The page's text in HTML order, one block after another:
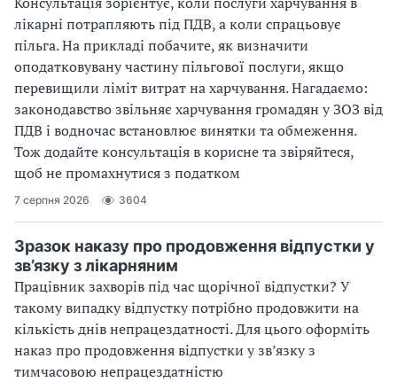
лікарні потрапляють під ПДВ, а коли спрацьовує
пільга. На прикладі побачите, як визначити
оподатковувану частину пільгової послуги, якщо
перевищили ліміт витрат на харчування. Нагадаємо:
законодавство звільняє харчування громадян у ЗОЗ від
ПДВ і водночас встановлює винятки та обмеження.
Тож додайте консультація в корисне та звіряйтеся,
щоб не промахнутися з податком
7 серпня 2026 3604
Зразок наказу про продовження відпустки у
зв’язку з лікарняним
Працівник захворів під час щорічної відпустки? У
такому випадку відпустку потрібно продовжити на
кількість днів непрацездатності. Для цього оформіть
наказ про продовження відпустки у зв’язку з
тимчасовою непрацездатністю